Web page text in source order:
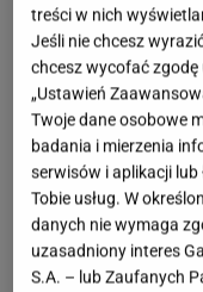
treści w nich
Jeśli nie chcesz
chcesz wycofać
„Ustawień
Twoje dane osobowe
badania i mierzenia
serwisów i aplikacji
Tobie usług. W
danych nie wymaga
uzasadniony interes
S.A. – lub Zaufanych